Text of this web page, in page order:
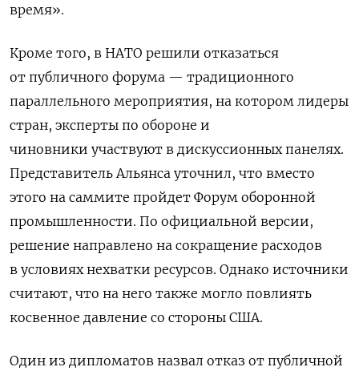
время».
Кроме того, в НАТО решили отказаться
от публичного форума — традиционного
параллельного мероприятия, на котором лидеры
стран, эксперты по обороне и
чиновники участвуют в дискуссионных панелях.
Представитель Альянса уточнил, что вместо
этого на саммите пройдет Форум оборонной
промышленности. По официальной версии,
решение направлено на сокращение расходов
в условиях нехватки ресурсов. Однако источники
считают, что на него также могло повлиять
косвенное давление со стороны США.
Один из дипломатов назвал отказ от публичной